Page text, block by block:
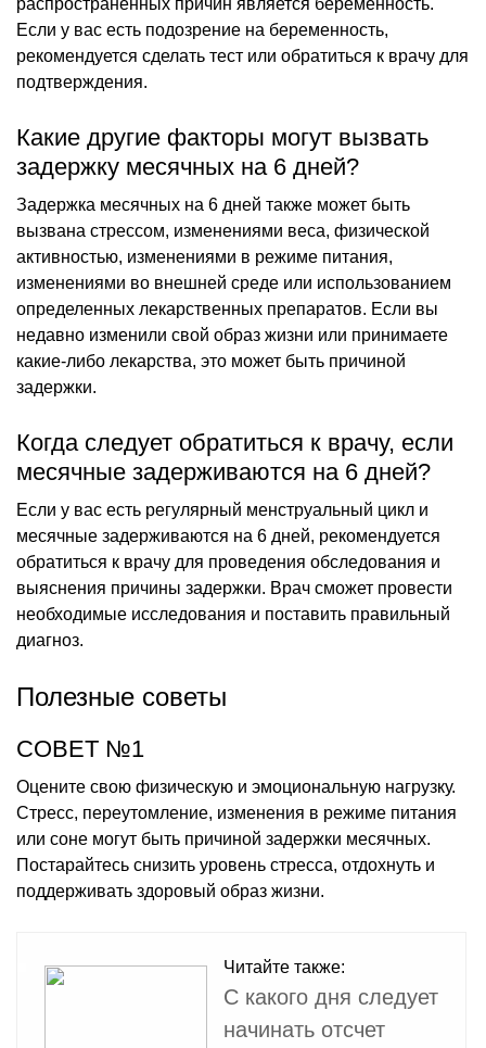
Если у вас есть подозрение на беременность,
рекомендуется сделать тест или обратиться к врачу для
подтверждения.
Какие другие факторы могут вызвать
задержку месячных на 6 дней?
Задержка месячных на 6 дней также может быть
вызвана стрессом, изменениями веса, физической
активностью, изменениями в режиме питания,
изменениями во внешней среде или использованием
определенных лекарственных препаратов. Если вы
недавно изменили свой образ жизни или принимаете
какие-либо лекарства, это может быть причиной
задержки.
Когда следует обратиться к врачу, если
месячные задерживаются на 6 дней?
Если у вас есть регулярный менструальный цикл и
месячные задерживаются на 6 дней, рекомендуется
обратиться к врачу для проведения обследования и
выяснения причины задержки. Врач сможет провести
необходимые исследования и поставить правильный
диагноз.
Полезные советы
СОВЕТ №1
Оцените свою физическую и эмоциональную нагрузку.
Стресс, переутомление, изменения в режиме питания
или соне могут быть причиной задержки месячных.
Постарайтесь снизить уровень стресса, отдохнуть и
поддерживать здоровый образ жизни.
Читайте также:
С какого дня следует
начинать отсчет